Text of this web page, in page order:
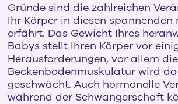
Gründe sind die zahlreichen
Ihr Körper in diesen spannenden
erfährt. Das Gewicht Ihres
Babys stellt Ihren Körper vor
Herausforderungen, vor allem die
Beckenbodenmuskulatur wird
geschwächt. Auch hormonelle
während der Schwangerschaft